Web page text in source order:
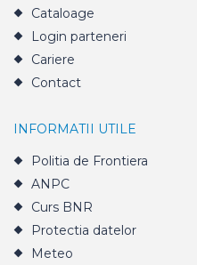
Cataloage
Login parteneri
Cariere
Contact
INFORMATII UTILE
Politia de Frontiera
ANPC
Curs BNR
Protectia datelor
Meteo